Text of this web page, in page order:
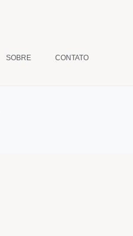
SOBRE CONTATO